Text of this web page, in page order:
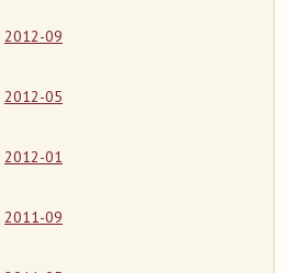
2012-09
2012-05
2012-01
2011-09